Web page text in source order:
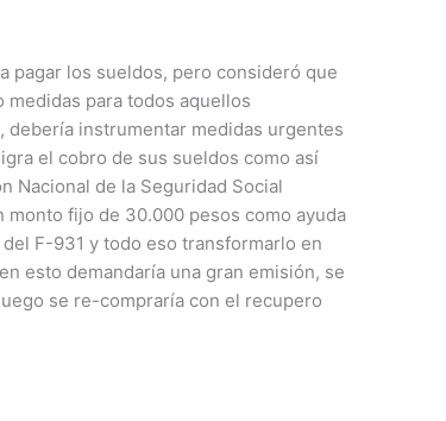
pagar los sueldos, pero consideró que
medidas para todos aquellos
instrumentar medidas urgentes
el cobro de sus sueldos como así
Nacional de la Seguridad Social
monto fijo de 30.000 pesos como ayuda
F-931 y todo eso transformarlo en
esto demandaría una gran emisión, se
se re-compraría con el recupero